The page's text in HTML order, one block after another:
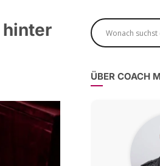
ÜBER COACH